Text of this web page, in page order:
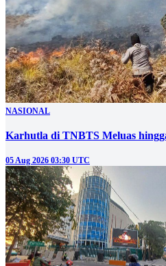
NASIONAL
05 Aug 2026 03:30 UTC